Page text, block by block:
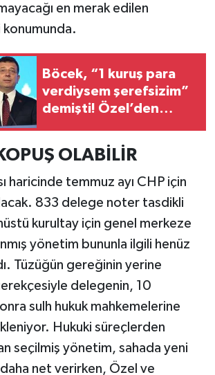
en merak edilen
konumunda.
Böcek, “1 kuruş para
verdiysem şerefsizim”
demişti! Özel’den
OLABİLİR
haricinde temmuz ayı CHP için
833 delege noter tasdikli
kurultay için genel merkeze
yönetim bununla ilgili henüz
Tüzüğün gereğinin yerine
delegenin, 10
sulh hukuk mahkemelerine
Hukuki süreçlerden
seçilmiş yönetim, sahada yeni
net verirken, Özel ve